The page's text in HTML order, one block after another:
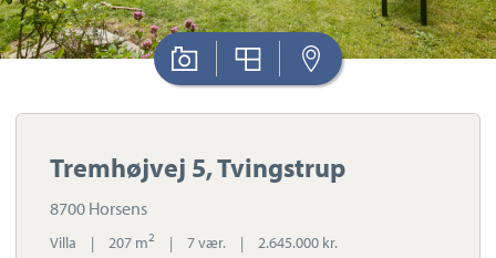
Tremhøjvej 5, Tvingstrup
8700 Horsens
Villa | 207 m2 | 7 vær. | 2.645.000 kr.